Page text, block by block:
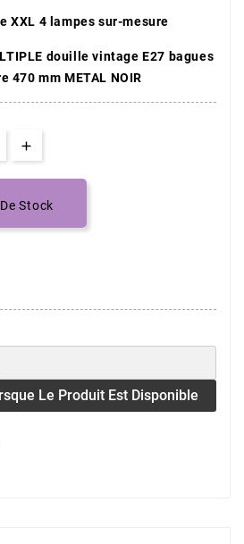
XXL 4 lampes sur-mesure
douille vintage E27 bagues
mm METAL NOIR
Stock
Le Produit Est Disponible